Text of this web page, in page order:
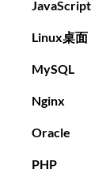
JavaScript
Linux桌面
MySQL
Nginx
Oracle
PHP